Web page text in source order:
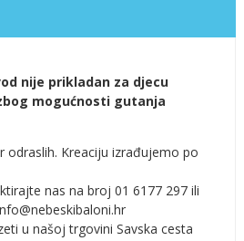
nije prikladan za djecu
mogućnosti gutanja
odraslih. Kreaciju izrađujemo po
nas na broj 01 6177 297 ili
u našoj trgovini Savska cesta